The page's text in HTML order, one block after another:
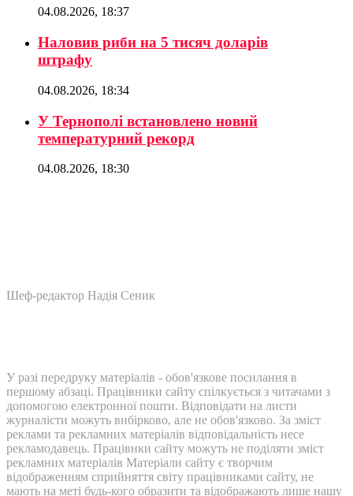
04.08.2026, 18:37
Наловив риби на 5 тисяч доларів
штрафу
04.08.2026, 18:34
У Тернополі встановлено новий
температурний рекорд
04.08.2026, 18:30
Шеф-редактор Надія Сеник
У разі передруку матеріалів - обов'язкове посилання в
першому абзаці. Працівники сайту спілкується з читачами з
допомогою електронної пошти. Відповідати на листи
журналісти можуть вибірково, але не обов'язково. За зміст
реклами та рекламних матеріалів відповідальність несе
рекламодавець. Працівнки сайту можуть не поділяти зміст
рекламних матеріалів Матеріали сайту є творчим
відображенням сприйняття світу працівниками сайту, не
мають на меті будь-кого образити та відображають лише нашу